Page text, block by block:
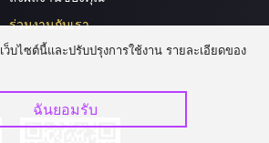
ร่วมงานกับเรา
ว็บไซต์นี้และปรับปรุงการใช้งาน รายละเอียดของ
ฉันยอมรับ